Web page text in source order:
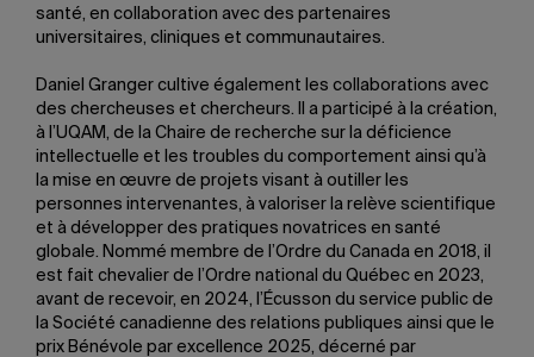
santé, en collaboration avec des partenaires
universitaires, cliniques et communautaires.
Daniel Granger cultive également les collaborations avec
des chercheuses et chercheurs. Il a participé à la création,
à l’UQAM, de la Chaire de recherche sur la déficience
intellectuelle et les troubles du comportement ainsi qu’à
la mise en œuvre de projets visant à outiller les
personnes intervenantes, à valoriser la relève scientifique
et à développer des pratiques novatrices en santé
globale. Nommé membre de l’Ordre du Canada en 2018, il
est fait chevalier de l’Ordre national du Québec en 2023,
avant de recevoir, en 2024, l’Écusson du service public de
la Société canadienne des relations publiques ainsi que le
prix Bénévole par excellence 2025, décerné par